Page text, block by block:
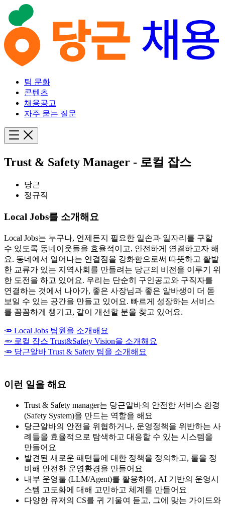
팀 문화
콘텐츠
채용공고
자주 묻는 질문
Trust & Safety Manager - 로컬 잡스
당근
정규직
Local Jobs를 소개해요
Local Jobs는 누구나, 언제든지 필요한 일손과 일자리를 구할
수 있도록 동네이웃들을 효율적이고, 안전하게 연결하고자 해
요. 동네에서 일어나는 연결점을 강화함으로써 따뜻하고 활발
한 교류가 있는 지역사회를 만들려는 당근의 비전을 이루기 위
한 도전을 하고 있어요. 우리는 단순히 구인공고와 구직자를
연결하는 것에서 나아가, 좋은 사장님과 좋은 알바생이 더 돋
보일 수 있는 공간을 만들고 있어요. 빠르게 성장하는 서비스
를 꼼꼼하게 챙기고, 같이 개선할 분을 찾고 있어요.
🥕 Local Jobs 팀원을 소개해요
🥕 로컬 잡스 Trust&Safety Vision을 소개해요
🥕 당근알바 Trust & Safety 팀을 소개해요
이런 일을 해요
Trust & Safety manager는 당근알바의 안전한 서비스 환경
(Safety System)을 만드는 역할을 해요
당근알바의 안전을 위협하거나, 운영정책을 위반하는 사
례들을 효율적으로 탐색하고 대응할 수 있는 시스템을
만들어요
발견된 새로운 패턴들에 대한 정책을 정의하고, 룰을 정
비해 안전한 운영환경을 만들어요
내부 운영툴 (LLM/Agent)를 활용하여, AI 기반의 운영시
스템 고도화에 대해 고민하고 체계를 만들어요
다양한 유저의 CS를 귀 기울여 듣고, 그에 맞는 가이드와